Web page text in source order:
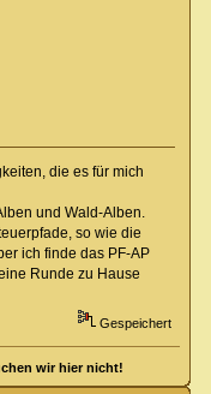
die es für mich
und Wald-Alben.
so wie die
ich finde das PF-AP
Runde zu Hause
Gespeichert
wir hier nicht!